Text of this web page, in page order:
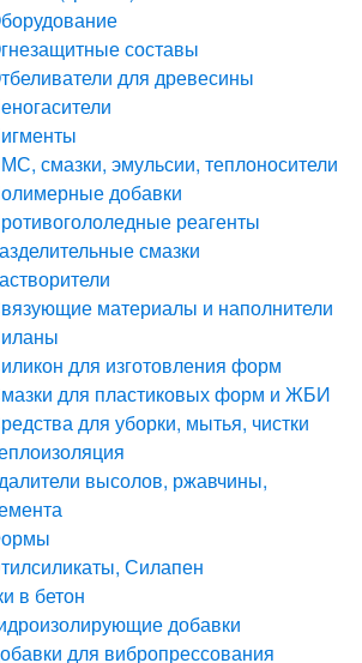
составы
для древесины
смазки, эмульсии, теплоносители
добавки
реагенты
смазки
материалы и наполнители
для изготовления форм
для пластиковых форм и ЖБИ
для уборки, мытья, чистки
высолов, ржавчины,
Силапен
в бетон
добавки
для вибропрессования